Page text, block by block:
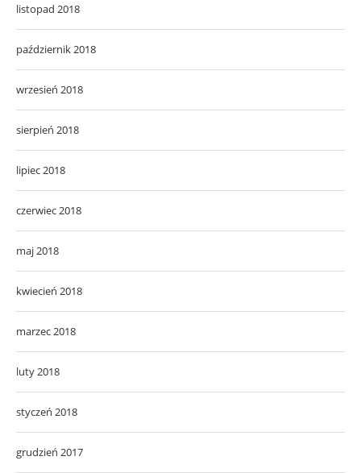
listopad 2018
październik 2018
wrzesień 2018
sierpień 2018
lipiec 2018
czerwiec 2018
maj 2018
kwiecień 2018
marzec 2018
luty 2018
styczeń 2018
grudzień 2017